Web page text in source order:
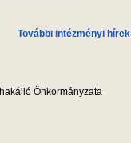
További intézményi hírek
Önkormányzata